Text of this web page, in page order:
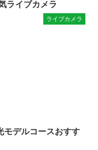
ライブカメラ
ライブカメラ
モデルコースおすす